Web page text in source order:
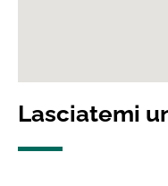
Lasciatemi